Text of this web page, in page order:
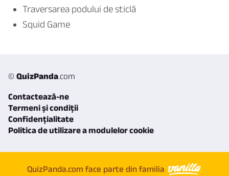
Traversarea podului de sticlă
Squid Game
© QuizPanda.com
Contactează-ne
Termeni și condiții
Confidențialitate
Politica de utilizare a modulelor cookie
QuizPanda.com face parte din familia